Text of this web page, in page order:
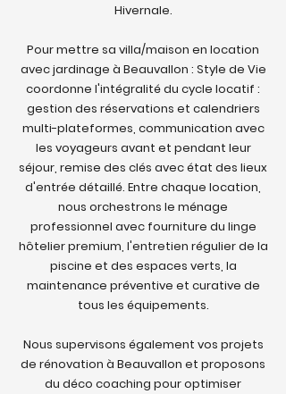
Hivernale.
Pour mettre sa villa/maison en location
avec jardinage à Beauvallon : Style de Vie
coordonne l'intégralité du cycle locatif :
gestion des réservations et calendriers
multi-plateformes, communication avec
les voyageurs avant et pendant leur
séjour, remise des clés avec état des lieux
d'entrée détaillé. Entre chaque location,
nous orchestrons le ménage
professionnel avec fourniture du linge
hôtelier premium, l'entretien régulier de la
piscine et des espaces verts, la
maintenance préventive et curative de
tous les équipements.
Nous supervisons également vos projets
de rénovation à Beauvallon et proposons
du déco coaching pour optimiser